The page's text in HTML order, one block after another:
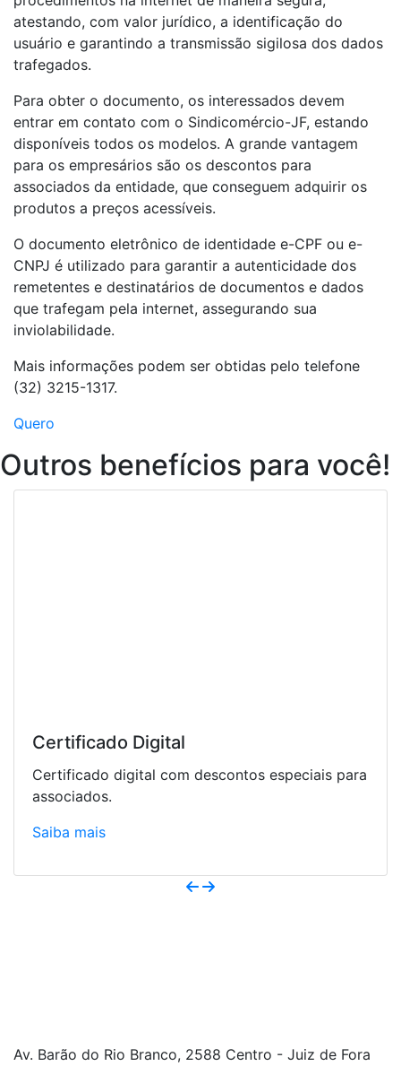
atestando, com valor jurídico, a identificação do
usuário e garantindo a transmissão sigilosa dos dados
trafegados.
Para obter o documento, os interessados devem
entrar em contato com o Sindicomércio-JF, estando
disponíveis todos os modelos. A grande vantagem
para os empresários são os descontos para
associados da entidade, que conseguem adquirir os
produtos a preços acessíveis.
O documento eletrônico de identidade e-CPF ou e-
CNPJ é utilizado para garantir a autenticidade dos
remetentes e destinatários de documentos e dados
que trafegam pela internet, assegurando sua
inviolabilidade.
Mais informações podem ser obtidas pelo telefone
(32) 3215-1317.
Quero
Outros benefícios para você!
SYM Code
Software para emissão de NF-e a partir de
R$167,30.
Saiba mais
Av. Barão do Rio Branco, 2588 Centro - Juiz de Fora